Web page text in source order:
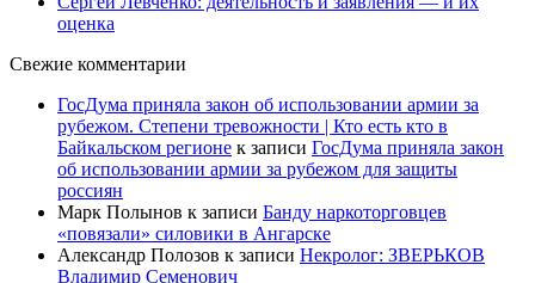
оценка
Свежие комментарии
ГосДума приняла закон об использовании армии за
рубежом. Степени тревожности | Кто есть кто в
Байкальском регионе к записи ГосДума приняла закон
об использовании армии за рубежом для защиты
россиян
Марк Полынов к записи Банду наркоторговцев
«повязали» силовики в Ангарске
Александр Полозов к записи Некролог: ЗВЕРЬКОВ
Владимир Семенович